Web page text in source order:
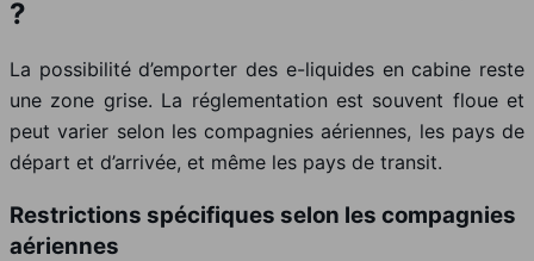
?
La possibilité d’emporter des e-liquides en cabine reste
une zone grise. La réglementation est souvent floue et
peut varier selon les compagnies aériennes, les pays de
départ et d’arrivée, et même les pays de transit.
Restrictions spécifiques selon les compagnies
aériennes